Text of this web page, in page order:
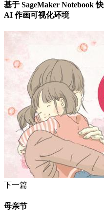
基于 SageMaker Notebook
AI 作画可视化环境
下一篇
母亲节